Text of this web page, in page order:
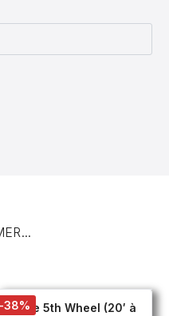
-38%
Toile 5th Wheel (20′ à